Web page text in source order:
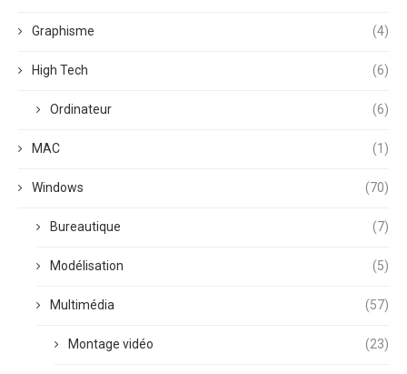
Graphisme (4)
High Tech (6)
Ordinateur (6)
MAC (1)
Windows (70)
Bureautique (7)
Modélisation (5)
Multimédia (57)
Montage vidéo (23)